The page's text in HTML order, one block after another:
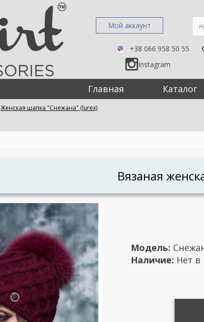
Мой аккаунт
+38 066 958 50 55
Instagram
Главная Каталог
Женская шапка "Снежана" (lurex)
Вязаная
Модель:
Наличие: Нет в